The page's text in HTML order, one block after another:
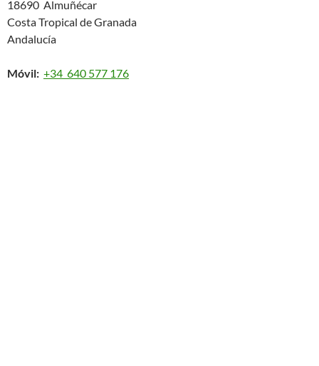
18690 Almuñécar
Costa Tropical de Granada
Andalucía
Móvil: +34 640 577 176